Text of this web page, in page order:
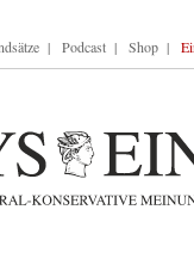
Podcast Shop